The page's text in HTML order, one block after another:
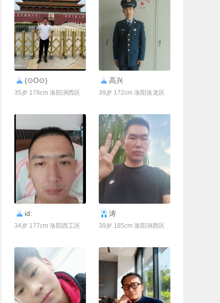
联系Ta
(⊙O⊙)
35岁 178cm 洛阳涧西区
高兴
39岁 172cm 洛阳洛龙区
id:
34岁 177cm 洛阳西工区
涛
39岁 185cm 洛阳涧西区